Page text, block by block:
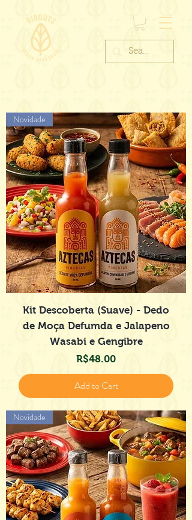
Novidade
Kit Descoberta (Suave) - Dedo
de Moça Defumda e Jalapeno
Wasabi e Gengibre
Price
R$48.00
Add to Cart
Novidade